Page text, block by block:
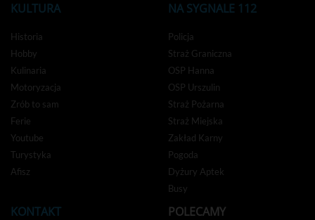
KULTURA
Historia
Hobby
Kulinaria
Motoryzacja
Zrób to sam
Ferie
Youtube
Turystyka
Afisz
NA SYGNALE 112
Policja
Straż Graniczna
OSP Hanna
OSP Urszulin
Straż Pożarna
Straż Miejska
Zakład Karny
Pogoda
Dyżury Aptek
Busy
KONTAKT POLECAMY